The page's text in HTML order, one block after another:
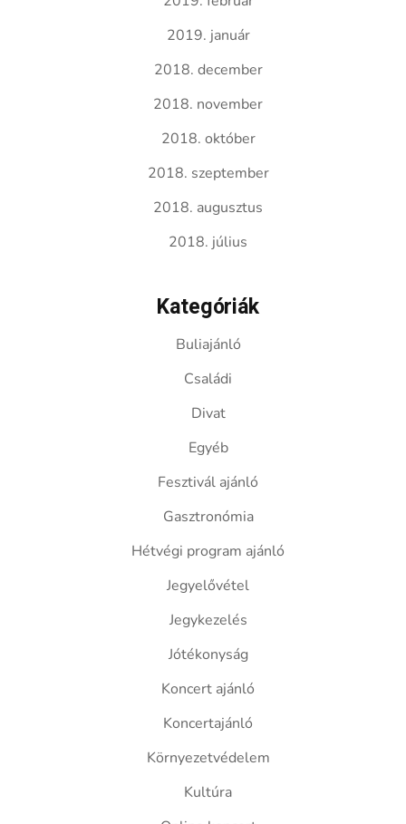
2019. január
2018. december
2018. november
2018. október
2018. szeptember
2018. augusztus
2018. július
Kategóriák
Buliajánló
Családi
Divat
Egyéb
Fesztivál ajánló
Gasztronómia
Hétvégi program ajánló
Jegyelővétel
Jegykezelés
Jótékonyság
Koncert ajánló
Koncertajánló
Környezetvédelem
Kultúra